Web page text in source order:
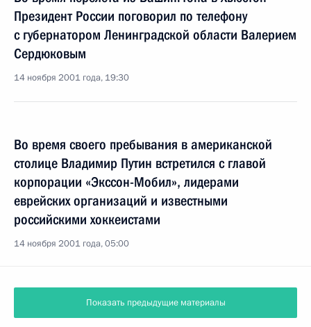
Президент России поговорил по телефону
с губернатором Ленинградской области Валерием
Сердюковым
14 ноября 2001 года, 19:30
Во время своего пребывания в американской
столице Владимир Путин встретился с главой
корпорации «Экссон-Мобил», лидерами
еврейских организаций и известными
российскими хоккеистами
14 ноября 2001 года, 05:00
Показать предыдущие материалы